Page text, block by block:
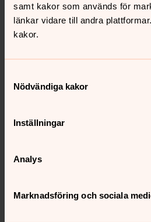
samt kakor som används för
länkar vidare till andra
kakor.
Nödvändiga kakor
Inställningar
Analys
Marknadsföring och sociala
Alexander Bokander
Pedagog, Svenska kyrkan Eslöv
Direkt:072-593 20 26
Synpunkter eller frågor